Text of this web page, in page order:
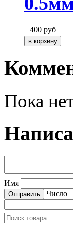
400 руб
Пока
Имя
Число